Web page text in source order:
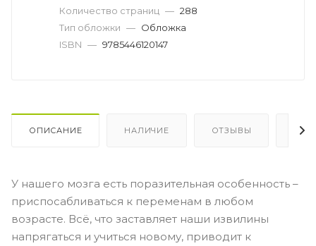
Количество страниц — 288
Тип обложки — Обложка
ISBN — 9785446120147
ОПИСАНИЕ НАЛИЧИЕ ОТЗЫВЫ
У нашего мозга есть поразительная особенность –
приспосабливаться к переменам в любом
возрасте. Всё, что заставляет наши извилины
напрягаться и учиться новому, приводит к